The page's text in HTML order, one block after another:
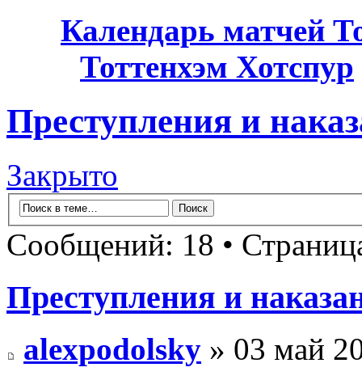
Календарь матчей
Тоттенхэм Хотспур
Преступления и
Закрыто
Сообщений: 18 •
Преступления и
alexpodolsky » 03 май